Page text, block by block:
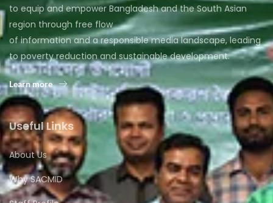
to equip and empower Bangladesh and the South Asian
region through free flow
of information and a responsible media landscape, leading
to poverty reduction and sustainable development.
Learn more
Useful Links
About Us
Why SACMID